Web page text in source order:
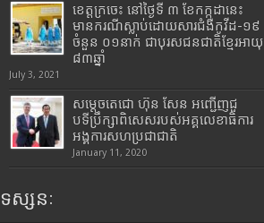
ខេត្តក្រចេះ នៅថ្ងៃទី ៣ ខែកក្កដានេះ
មានករណីស្លាប់ដោយសារជំងឺកូវីដ-១៩
ចំនួន ០១នាក់ ជាបុរសជនជាតិខ្មែរអាយុ
៨៣ឆ្នាំ
July 3, 2021
សម្តេចតេជោ ហ៊ុន សែន អញ្ជើញជួ
បទីប្រឹក្សាពិសេសរបស់អគ្គលេខាធិការ
អង្គការសហប្រជាជាតិ
January 11, 2020
ទស្សនៈ